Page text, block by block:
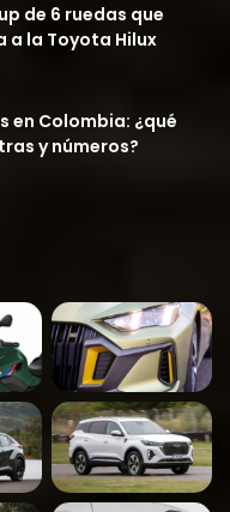
de 6 ruedas que
a la Toyota Hilux
en Colombia: ¿qué
y números?